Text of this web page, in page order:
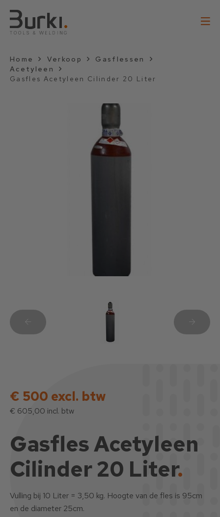
Home Verkoop
Gasflessen
Acetyleen
Gasfles Acetyleen Cilinder 20 Liter
€ 500 excl. btw
€ 605,00 incl. btw
Gasfles Acetyleen
Cilinder 20 Liter.
Vulling bij 10 Liter = 3,50 kg. Hoogte van de fles is 95cm
en de diameter 25cm.